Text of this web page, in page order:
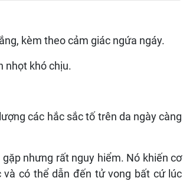
kèm theo cảm giác ngứa ngáy.
nhọt khó chịu.
các hắc sắc tố trên da ngày càng
nhưng rất nguy hiểm. Nó khiến cơ
có thể dẫn đến tử vong bất cứ lúc